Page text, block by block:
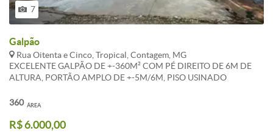
7
Galpão
Rua Oitenta e Cinco, Tropical, Contagem, MG
EXCELENTE GALPÃO DE +-360M² COM PÉ DIREITO DE 6M DE
ALTURA, PORTÃO AMPLO DE +-5M/6M, PISO USINADO
MASCULINO, PORTÃO ELETRONICO. RECUO FRONTAL COM
CONDOMÍNIO E IPTU SÃO REFERENCIAIS E PODEM SOFRER
ÁREA
360
R$ 6.000,00